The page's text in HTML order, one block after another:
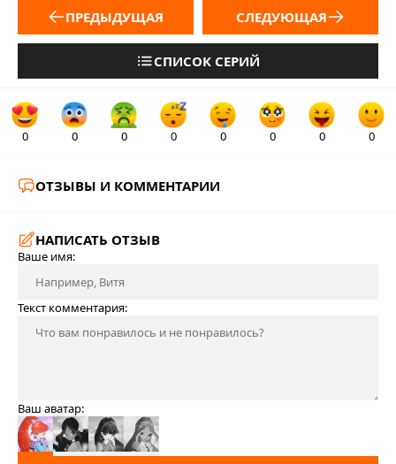
ПРЕДЫДУЩАЯ
СПИСОК СЕРИЙ
СЛЕДУЮЩАЯ
0 0 0 0 0 0 0 0
ОТЗЫВЫ И КОММЕНТАРИИ
НАПИСАТЬ ОТЗЫВ
Ваше имя:
Текст комментария:
Ваш аватар: